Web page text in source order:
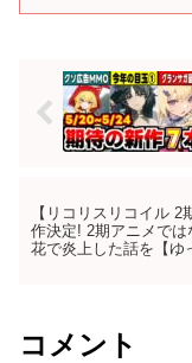
【リコリスリコイル 2
作決定! 2期アニメで
花で炎上した話を【ゆ
コメント